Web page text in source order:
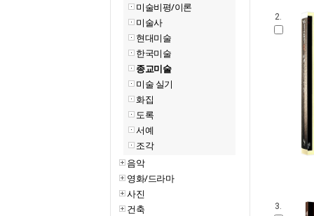
미술비평/이론
미술사
현대미술
한국미술
종교미술
미술 실기
화집
도록
서예
조각
음악
영화/드라마
사진
건축
2.
3.